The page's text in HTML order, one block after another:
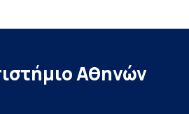
Αθηνών